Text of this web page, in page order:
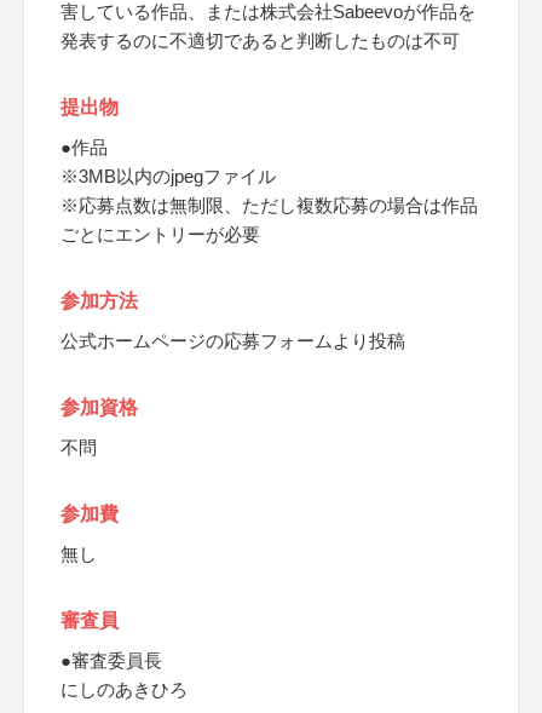
害している作品、または株式会社Sabeevoが作品を
発表するのに不適切であると判断したものは不可
提出物
●作品
※3MB以内のjpegファイル
※応募点数は無制限、ただし複数応募の場合は作品
ごとにエントリーが必要
参加方法
公式ホームページの応募フォームより投稿
参加資格
不問
参加費
無し
審査員
●審査委員長
にしのあきひろ